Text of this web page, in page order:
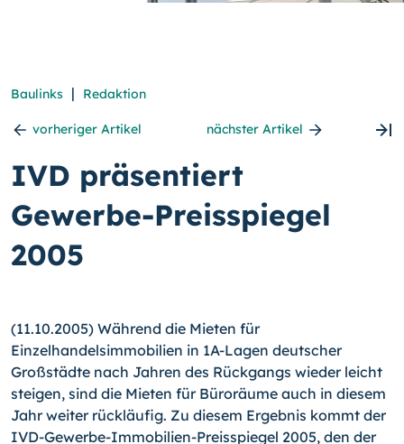
Baulinks | Redaktion
vorheriger Artikel nächster Artikel
IVD präsentiert
Gewerbe-Preisspiegel
2005
(11.10.2005) Während die Mieten für
Einzelhandelsimmobilien in 1A-Lagen deutscher
Großstädte nach Jahren des Rückgangs wieder leicht
steigen, sind die Mieten für Büroräume auch in diesem
Jahr weiter rückläufig. Zu diesem Ergebnis kommt der
IVD-Gewerbe-Immobilien-Preisspiegel 2005, den der